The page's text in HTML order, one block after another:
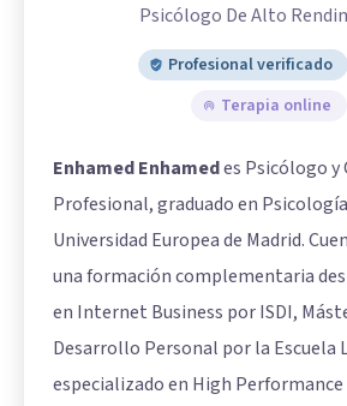
Psicólogo De Alto
Profesional verificado
Terapia online
Enhamed Enhamedes Psicólogo
Profesional, graduado en
Universidad Europea de Madrid.
una formación complementaria
en Internet Business por ISDI,
Desarrollo Personal por la Escuela
especializado en High Performance